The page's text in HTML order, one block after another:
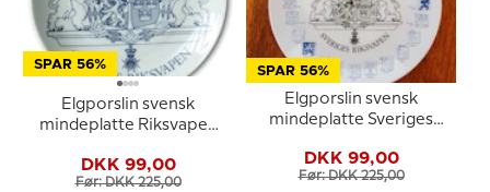
SPAR 56%
Elgporslin svensk
mindeplatte Riksvapen
DKK 99,00
Før: DKK 225,00
SPAR 56%
Elgporslin svensk
mindeplatte Sveriges
DKK 99,00
Før: DKK 225,00